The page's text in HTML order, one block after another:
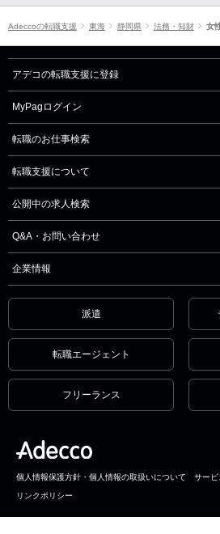
Adeccoの転職支援 東海 静岡県 法務・知財 女
アデコの転職支援に登録
MyPagログイン
転職のお仕事検索
転職支援について
公開中の求人検索
Q&A・お問い合わせ
企業情報
派遣
転職エージェント
フリーランス
個人情報保護方針・個人情報の取扱いについて サービ
リンクポリシー